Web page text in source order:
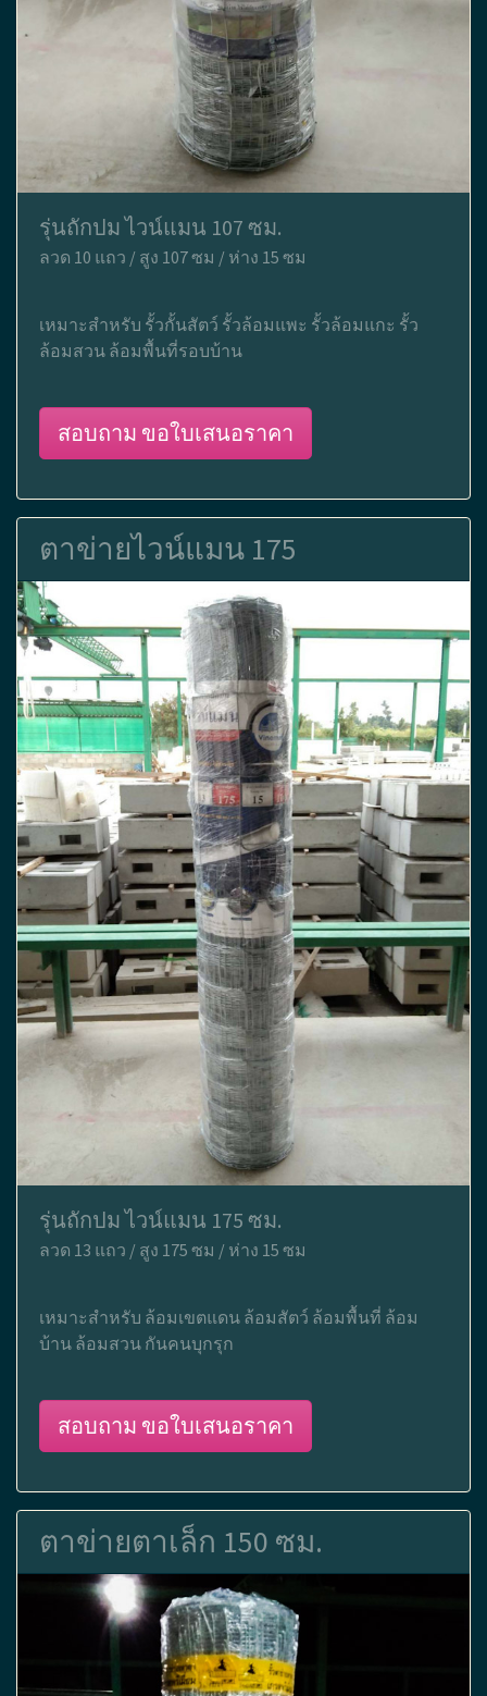
รุ่นถักปม ไวน์แมน 107 ซม.
ลวด 10 แถว / สูง 107 ซม / ห่าง 15 ซม
เหมาะสำหรับ รั้วกั้นสัตว์ รั้วล้อมแพะ รั้วล้อมแกะ รั้ว
ล้อมสวน ล้อมพื้นที่รอบบ้าน
สอบถาม ขอใบเสนอราคา
ตาข่ายไวน์แมน 175
รุ่นถักปม ไวน์แมน 175 ซม.
ลวด 13 แถว / สูง 175 ซม / ห่าง 15 ซม
เหมาะสำหรับ ล้อมเขตแดน ล้อมสัตว์ ล้อมพื้นที่ ล้อม
บ้าน ล้อมสวน กันคนบุกรุก
สอบถาม ขอใบเสนอราคา
ตาข่ายตาเล็ก 150 ซม.